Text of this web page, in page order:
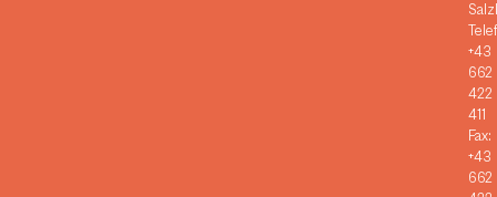
+43
662
422
411
Fax:
+43
662